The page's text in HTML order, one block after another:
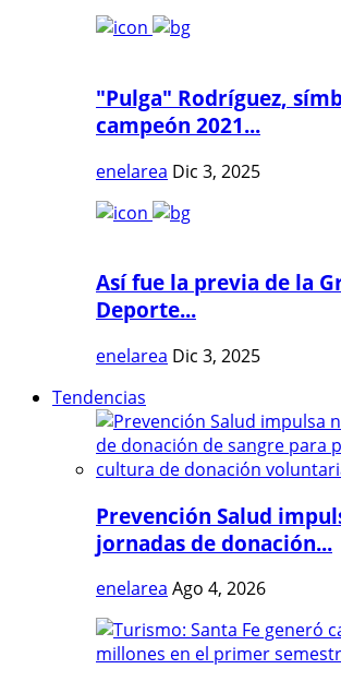
"Pulga" Rodríguez,
campeón 2021...
enelarea Dic 3, 2025
Así fue la previa de la
Deporte...
enelarea Dic 3, 2025
Tendencias
Prevención Salud
jornadas de donación...
enelarea Ago 4, 2026